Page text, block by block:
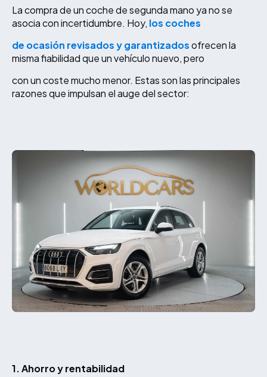
La compra de un coche de segunda mano ya no se
asocia con incertidumbre. Hoy, los coches
de ocasión revisados y garantizadosofrecen la
misma fiabilidad que un vehículo nuevo, pero
con un coste mucho menor. Estas son las principales
razones que impulsan el auge del sector:
1. Ahorro y rentabilidad